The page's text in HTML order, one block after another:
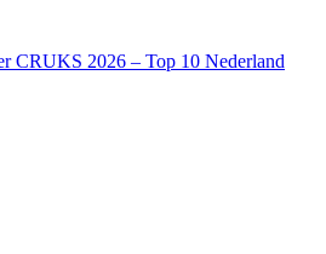
CRUKS 2026 – Top 10 Nederland